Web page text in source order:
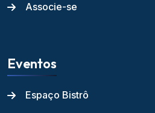
Associe-se
Eventos
Espaço Bistrô